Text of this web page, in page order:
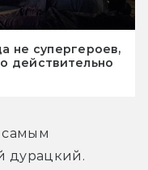
не супергероев,
действительно
самым
дурацкий.